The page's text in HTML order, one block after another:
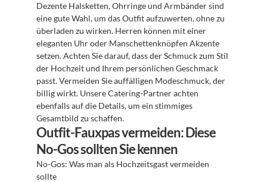
Dezente Halsketten, Ohrringe und Armbänder sind
eine gute Wahl, um das Outfit aufzuwerten, ohne zu
überladen zu wirken. Herren können mit einer
eleganten Uhr oder Manschettenknöpfen Akzente
setzen. Achten Sie darauf, dass der Schmuck zum Stil
der Hochzeit und Ihrem persönlichen Geschmack
passt. Vermeiden Sie auffälligen Modeschmuck, der
billig wirkt. Unsere Catering-Partner achten
ebenfalls auf die Details, um ein stimmiges
Gesamtbild zu schaffen.
Outfit-Fauxpas vermeiden: Diese
No-Gos sollten Sie kennen
No-Gos: Was man als Hochzeitsgast vermeiden
sollte